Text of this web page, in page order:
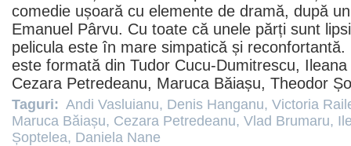
comedie ușoară cu elemente de dramă, după
Emanuel Pârvu. Cu toate că unele părți sunt
pelicula este în mare simpatică și
este formată din Tudor Cucu-Dumitrescu, Ileana
Cezara Petredeanu, Maruca Băiașu, Theodor
Taguri: Andi Vasluianu, Denis Hanganu, Victoria
Maruca Băiașu, Cezara Petredeanu, Vlad Brumaru,
Șoptelea, Daniela Nane